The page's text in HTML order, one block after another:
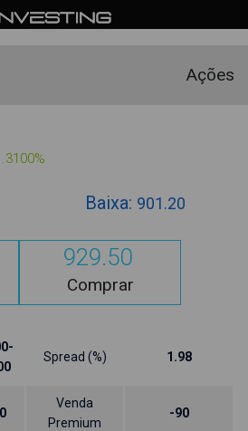
Ações
Baixa: 901.20
929.50
Comprar
Spread (%) 1.98
Venda
Premium
-90